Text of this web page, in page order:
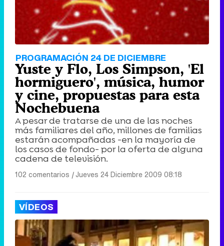
PROGRAMACIÓN 24 DE DICIEMBRE
Yuste y Flo, Los Simpson, 'El
hormiguero', música, humor
y cine, propuestas para esta
Nochebuena
A pesar de tratarse de una de las noches
más familiares del año, millones de familias
estarán acompañadas -en la mayoría de
los casos de fondo- por la oferta de alguna
cadena de televisión.
102 comentarios |Jueves 24 Diciembre 2009 08:18
VÍDEOS